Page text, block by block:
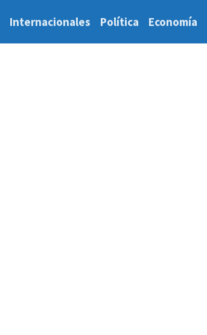
Internacionales Política Economía